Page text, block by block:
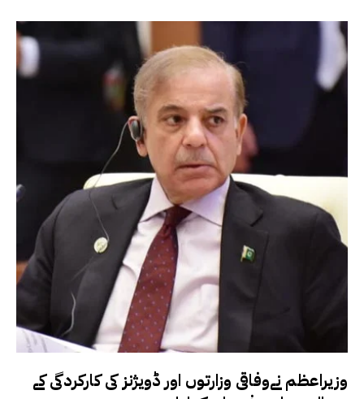
وزیراعظم نےوفاقی وزارتوں اور ڈویژنز کی کارکردگی کے